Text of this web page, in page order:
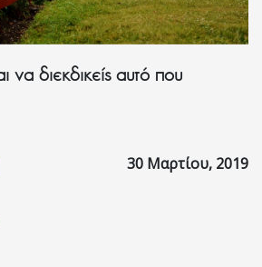
να διεκδικείς αυτό που
30 Μαρτίου, 2019